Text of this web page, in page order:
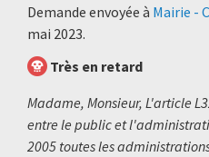
Demande envoyée à Mairie -
mai 2023.
Très en retard
Madame, Monsieur, L'article
entre le public et
2005 toutes les